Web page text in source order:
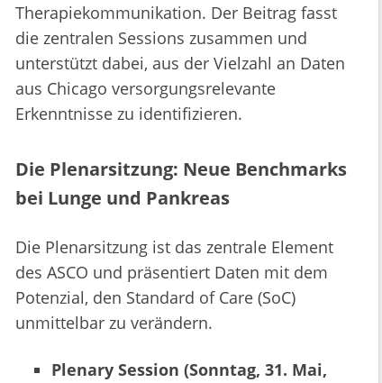
Therapiekommunikation. Der Beitrag fasst
die zentralen Sessions zusammen und
unterstützt dabei, aus der Vielzahl an Daten
aus Chicago versorgungsrelevante
Erkenntnisse zu identifizieren.
Die Plenarsitzung: Neue Benchmarks
bei Lunge und Pankreas
Die Plenarsitzung ist das zentrale Element
des ASCO und präsentiert Daten mit dem
Potenzial, den Standard of Care (SoC)
unmittelbar zu verändern.
Plenary Session (Sonntag, 31. Mai,